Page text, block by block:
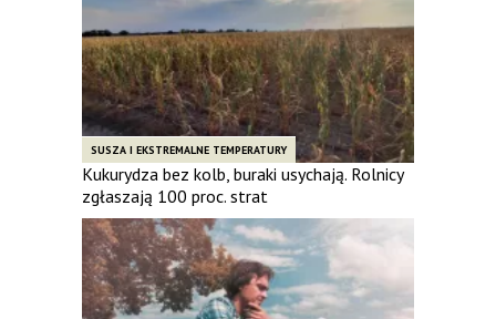
SUSZA I EKSTREMALNE TEMPERATURY
Kukurydza bez kolb, buraki usychają. Rolnicy
zgłaszają 100 proc. strat